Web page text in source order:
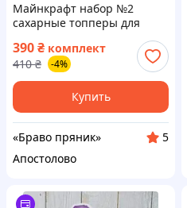
Майнкрафт набор №2
сахарные топперы для
торта на мастике большой
набор
390₴ комплект
410 ₴ -4%
Купить
«Браво пряник»
5
Апостолово